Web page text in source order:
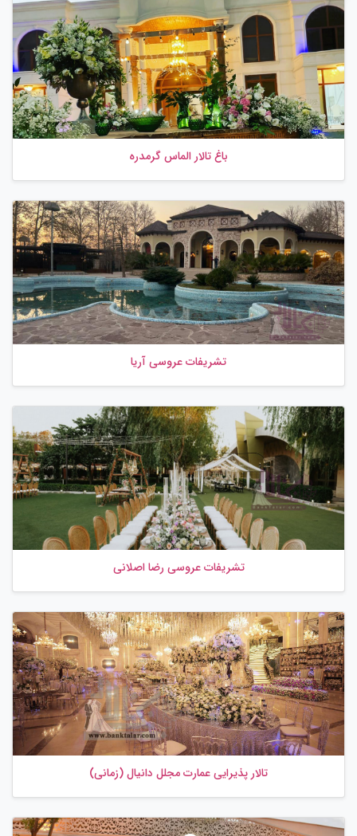
باغ تالار الماس گرمدره
تشریفات عروسی آریا
تشریفات عروسی رضا اصلانی
تالار پذیرایی عمارت مجلل دانیال (زمانی)